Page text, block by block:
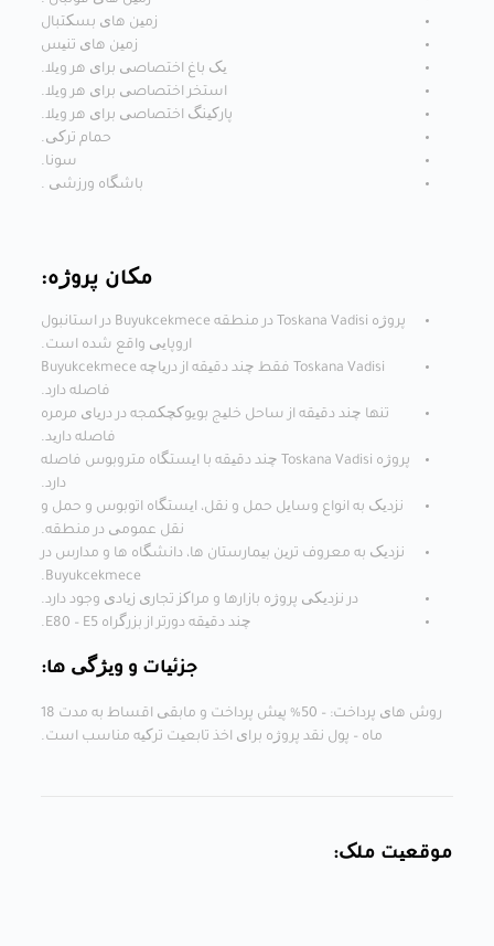
زمین های بسکتبال
زمین های تنیس
یک باغ اختصاصی برای هر ویلا.
استخر اختصاصی برای هر ویلا.
پارکینگ اختصاصی برای هر ویلا.
حمام ترکی.
سونا.
باشگاه ورزشی .
مکان پروژه:
پروژه Toskana Vadisi در منطقه Buyukcekmece در استانبول
اروپایی واقع شده است.
Toskana Vadisi فقط چند دقیقه از دریاچه Buyukcekmece
فاصله دارد.
تنها چند دقیقه از ساحل خلیج بویوکچکمجه در دریای مرمره
فاصله دارید.
پروژه Toskana Vadisi چند دقیقه با ایستگاه متروبوس فاصله
دارد.
نزدیک به انواع وسایل حمل و نقل، ایستگاه اتوبوس و حمل و
نقل عمومی در منطقه.
نزدیک به معروف ترین بیمارستان ها، دانشگاه ها و مدارس در
Buyukcekmece.
در نزدیکی پروژه بازارها و مراکز تجاری زیادی وجود دارد.
چند دقیقه دورتر از بزرگراه E80 – E5.
جزئیات و ویژگی ها:
روش های پرداخت: – 50% پیش پرداخت و مابقی اقساط به مدت 18
ماه – پول نقد پروژه برای اخذ تابعیت ترکیه مناسب است.
موقعیت ملک: